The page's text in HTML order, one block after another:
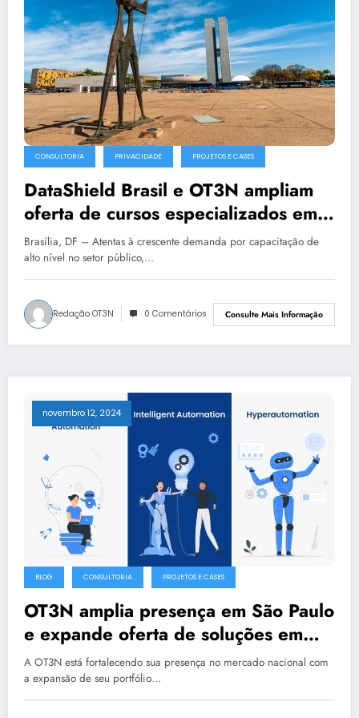
CONSULTORIA PRIVACIDADE PROJETOS E CASES
DataShield Brasil e OT3N ampliam
oferta de cursos especializados em
LGPD e LAI para o setor público em
todo o país
Brasília, DF – Atentas à crescente demanda por capacitação de
alto nível no setor público,…
Redação OT3N 0 Comentários Consulte Mais Informação
novembro 12, 2024
BLOG CONSULTORIA PROJETOS E CASES
OT3N amplia presença em São Paulo
e expande oferta de soluções em
automação robótica de processos
(RPA) e inteligência artificial
generativa
A OT3N está fortalecendo sua presença no mercado nacional com
a expansão de seu portfólio…